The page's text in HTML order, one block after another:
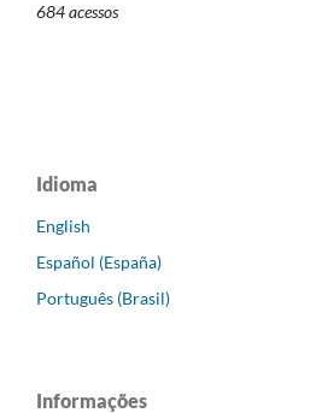
684 acessos
Idioma
English
Español (España)
Português (Brasil)
Informações